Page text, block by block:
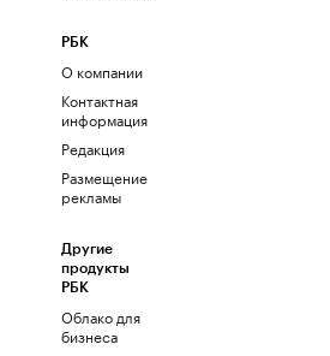
РБК
О компании
Контактная
информация
Редакция
Размещение
рекламы
Другие
продукты
РБК
Облако для
бизнеса